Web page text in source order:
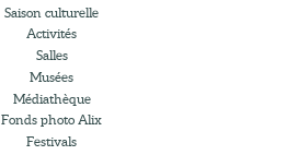
Saison culturelle
Activités
Salles
Musées
Médiathèque
Fonds photo Alix
Festivals